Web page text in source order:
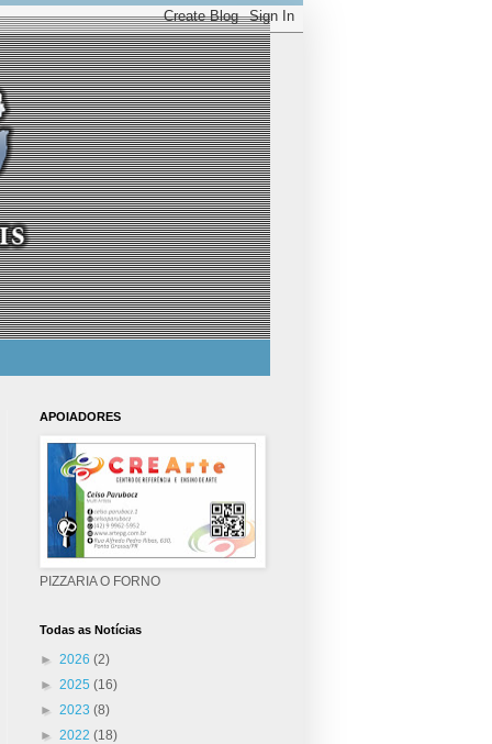
APOIADORES
PIZZARIA O FORNO
Todas as Notícias
► 2026 (2)
► 2025 (16)
► 2023 (8)
► 2022 (18)